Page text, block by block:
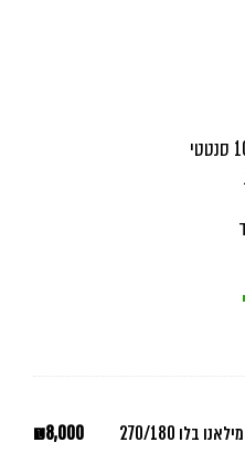
מילאנו בלו 270/180 ₪8,000